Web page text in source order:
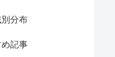
分布
記事